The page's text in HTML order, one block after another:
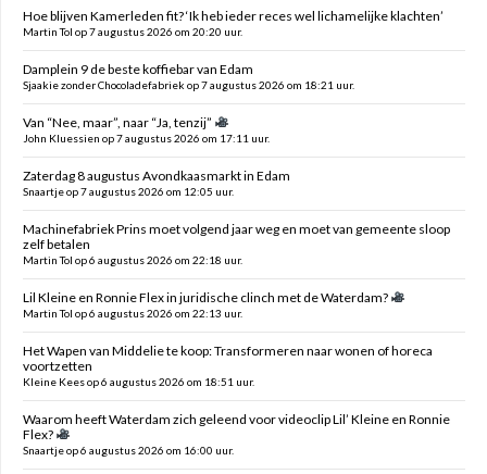
Hoe blijven Kamerleden fit? ‘Ik heb ieder reces wel lichamelijke klachten’
Martin Tol op 7 augustus 2026 om 20:20 uur.
Damplein 9 de beste koffiebar van Edam
Sjaakie zonder Chocoladefabriek op 7 augustus 2026 om 18:21 uur.
Van “Nee, maar”, naar “Ja, tenzij”
John Kluessien op 7 augustus 2026 om 17:11 uur.
Zaterdag 8 augustus Avondkaasmarkt in Edam
Snaartje op 7 augustus 2026 om 12:05 uur.
Machinefabriek Prins moet volgend jaar weg en moet van gemeente sloop
zelf betalen
Martin Tol op 6 augustus 2026 om 22:18 uur.
Lil Kleine en Ronnie Flex in juridische clinch met de Waterdam?
Martin Tol op 6 augustus 2026 om 22:13 uur.
Het Wapen van Middelie te koop: Transformeren naar wonen of horeca
voortzetten
Kleine Kees op 6 augustus 2026 om 18:51 uur.
Waarom heeft Waterdam zich geleend voor videoclip Lil’ Kleine en Ronnie
Flex?
Snaartje op 6 augustus 2026 om 16:00 uur.